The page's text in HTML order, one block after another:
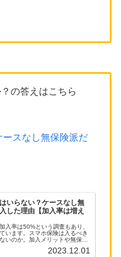
の答えはこちら
スなし無保険派だ
いらない？ケースなし無
した理由【加入率は増え
入率は50%という調査もあり、
います。スマホ保険は入るべき
いのか。加入メリットや無保険
めました。スマホ保険に入るべき
2023.12.01